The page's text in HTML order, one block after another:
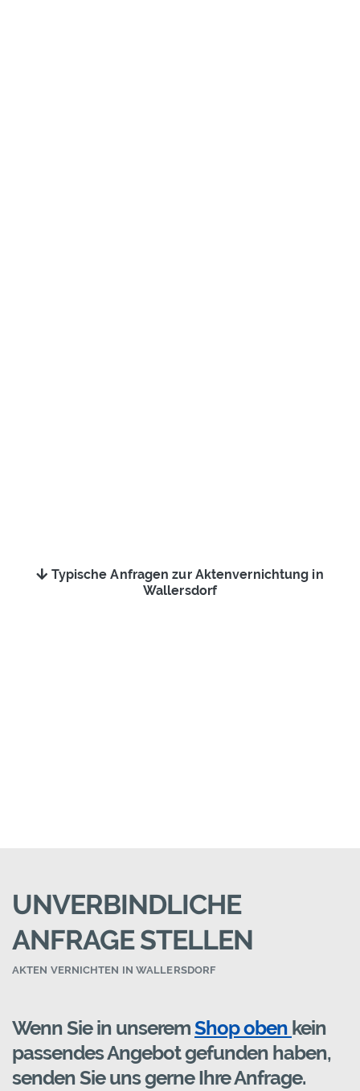
Typische Anfragen zur Aktenvernichtung in
Wallersdorf
UNVERBINDLICHE
ANFRAGE STELLEN
AKTEN VERNICHTEN IN WALLERSDORF
Wenn Sie in unseremShop oben kein
passendes Angebot gefunden haben,
senden Sie uns gerne Ihre Anfrage.